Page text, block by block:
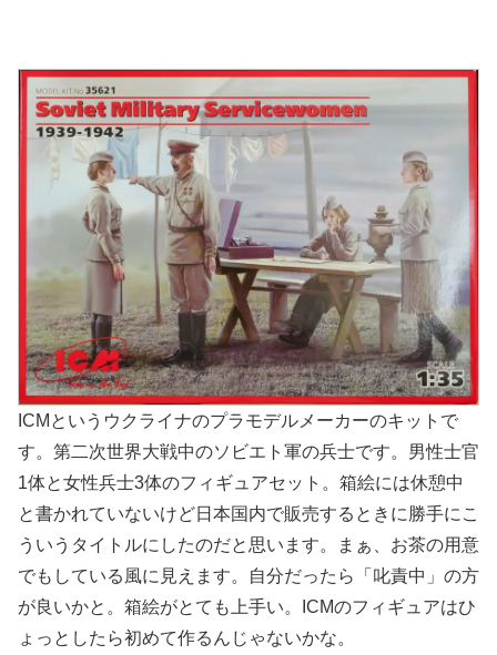
ICMというウクライナのプラモデルメーカーのキットで
す。第二次世界大戦中のソビエト軍の兵士です。男性士官
1体と女性兵士3体のフィギュアセット。箱絵には休憩中
と書かれていないけど日本国内で販売するときに勝手にこ
ういうタイトルにしたのだと思います。まぁ、お茶の用意
でもしている風に見えます。自分だったら「叱責中」の方
が良いかと。箱絵がとても上手い。ICMのフィギュアはひ
ょっとしたら初めて作るんじゃないかな。